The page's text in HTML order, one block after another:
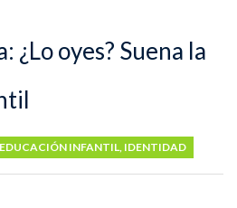
¿Lo oyes? Suena la
EDUCACIÓN INFANTIL, IDENTIDAD